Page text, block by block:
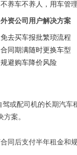
不养车不养人，用车管
外资公司用户解决方案
免去买车报批繁琐流程
合同期满随时更换车型
规避购车降价风险
或配司机的长期汽车
案。
同后支付半年租金和